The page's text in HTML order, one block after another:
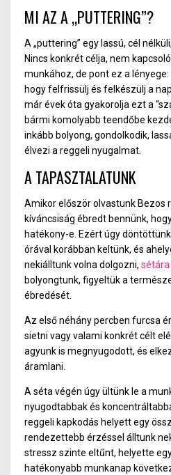
MI AZ A „PUTTERING”?
A „puttering” egy lassú, cél
Nincs konkrét célja, nem
munkához, de pont ez a
hogy felfrissülj és felkészülj a
már évek óta gyakorolja ezt a
bármi komolyabb teendőbe
inkább bolyong, gondolkodik,
élvezi a reggeli nyugalmat.
A TAPASZTALATUNK
Amikor először olvastunk Bezos
kíváncsiság ébredt bennünk,
hatékony-e. Ezért úgy
órával korábban keltünk, és
nekiálltunk volna dolgozni, sétára
bolyongtunk, figyeltük a
ébredését.
Az első néhány percben furcsa
sietni vagy valami konkrét célt
agyunk is megnyugodott, és
áramlani.
A séta végén úgy ültünk le a
nyugodtabbak és
reggeli kapkodás helyett egy
rendezettebb érzéssel álltunk
stressz szinte eltűnt, helyette
hatékonyabb munkanap